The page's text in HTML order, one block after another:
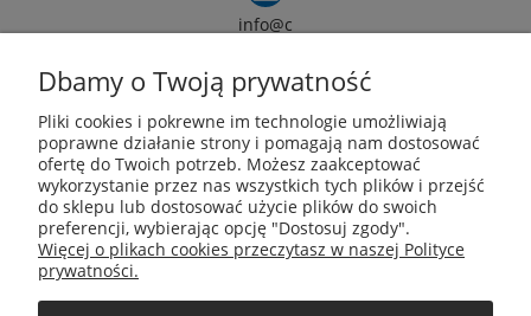
info@c
Pomoc
Moje konto
Płatności i dostawa
Dbamy o Twoją prywatność
Pliki cookies i pokrewne im technologie umożliwiają
poprawne działanie strony i pomagają nam dostosować
ofertę do Twoich potrzeb. Możesz zaakceptować
wykorzystanie przez nas wszystkich tych plików i przejść
do sklepu lub dostosować użycie plików do swoich
preferencji, wybierając opcję "Dostosuj zgody".
Więcej o plikach cookies przeczytasz w naszej Polityce
prywatności.